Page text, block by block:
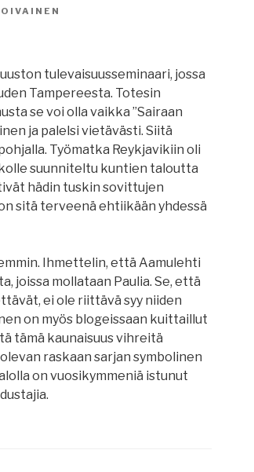
tulevaisuusseminaari, jossa
Tampereesta. Totesin
se voi olla vaikka ”Sairaan
ja palelsi vietävästi. Siitä
Työmatka Reykjavikiin oli
suunniteltu kuntien taloutta
hädin tuskin sovittujen
sitä terveenä ehtiikään yhdessä
Ihmettelin, että Aamulehti
joissa mollataan Paulia. Se, että
ei ole riittävä syy niiden
on myös blogeissaan kuittaillut
tämä kaunaisuus vihreitä
raskaan sarjan symbolinen
on vuosikymmeniä istunut